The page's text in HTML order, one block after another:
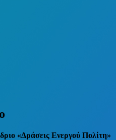
«Δράσεις Ενεργού Πολίτη»